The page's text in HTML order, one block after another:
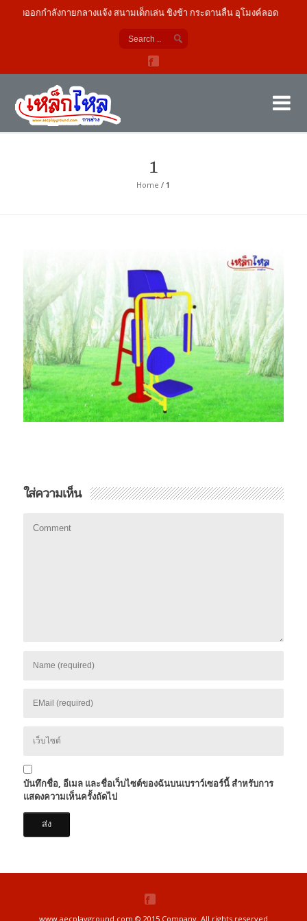
องออกกำลังกายกลางแจ้ง สนามเด็กเล่น ชิงช้า กระดานลื่น อุโมงค์ลอด
1
Home / 1
ใส่ความเห็น
บันทึกชื่อ, อีเมล และชื่อเว็บไซต์ของฉันบนเบราว์เซอร์นี้ สำหรับการ
แสดงความเห็นครั้งถัดไป
www.aecplayground.com © 2015 Company. All rights reserved